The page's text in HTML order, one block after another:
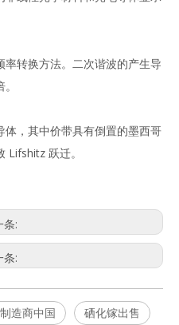
转换方法。二次谐波的产生导
，其中价带具有倒置的墨西哥
Lifshitz 跃迁。
条:
条:
造商中国 硒化镓出售